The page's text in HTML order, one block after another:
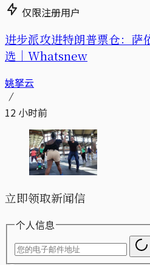
仅限注册用户
进步派攻进特朗普票仓：萨
选｜Whatsnew
姚拏云
12 小时前
立即领取新闻信
个人信息